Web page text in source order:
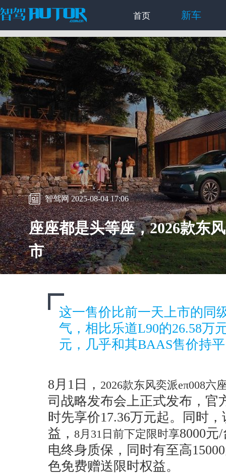
首页 新车
智驾网 2025-08-04 17:06
座座都是头等座，2026款东
市
这一售价比前一天上市的同
气，相比乐道L90的26.58万
元，几乎和其BAAS售价持
8月1日， 2026款东风奕派eπ008六
司战略发布会上正式发布，官
时先享价17.36万元起。同时
益， 8月31日前下定限时享8000元
电终身质保，同时有至高
色免费赠送限时权益。